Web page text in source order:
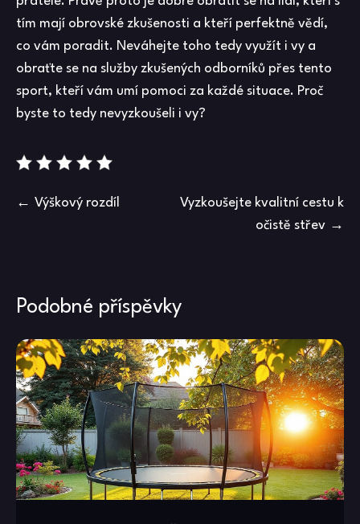
tím mají obrovské zkušenosti a kteří perfektně vědí,
co vám poradit. Neváhejte toho tedy využít i vy a
obraťte se na služby zkušených odborníků přes tento
sport, kteří vám umí pomoci za každé situace. Proč
byste to tedy nevyzkoušeli i vy?
Navigace
Výškový rozdíl
Vyzkoušejte kvalitní cestu k
očistě střev
Podobné příspěvky